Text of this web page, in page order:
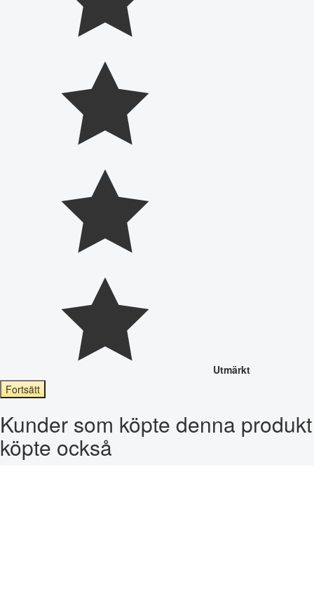
Utmärkt
Fortsätt
Kunder som köpte denna produkt
köpte också